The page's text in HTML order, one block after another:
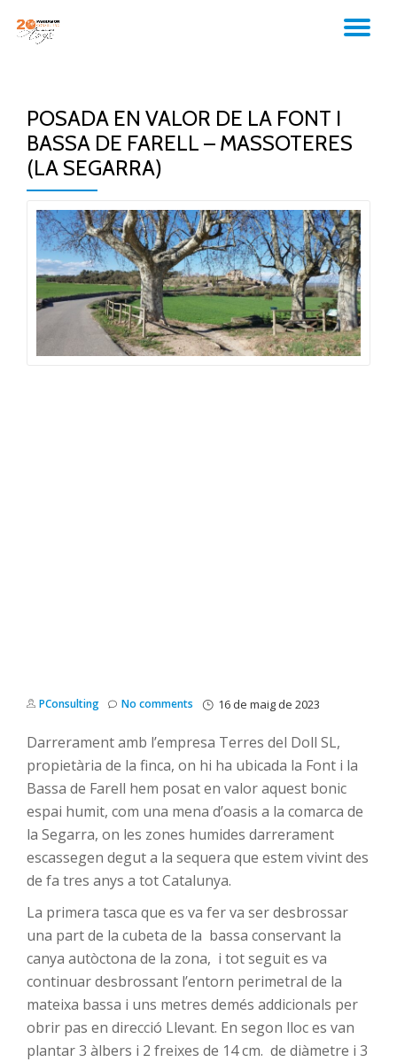
POSADA EN VALOR DE LA FONT I
BASSA DE FARELL – MASSOTERES
(LA SEGARRA)
PConsulting 16 de maig de 2023
No comments
Darrerament amb l’empresa Terres del Doll SL,
propietària de la finca, on hi ha ubicada la Font i la
Bassa de Farell hem posat en valor aquest bonic
espai humit, com una mena d’oasis a la comarca de
la Segarra, on les zones humides darrerament
escassegen degut a la sequera que estem vivint des
de fa tres anys a tot Catalunya.
La primera tasca que es va fer va ser desbrossar
una part de la cubeta de la bassa conservant la
canya autòctona de la zona, i tot seguit es va
continuar desbrossant l’entorn perimetral de la
mateixa bassa i uns metres demés addicionals per
obrir pas en direcció Llevant. En segon lloc es van
plantar 3 àlbers i 2 freixes de 14 cm. de diàmetre i 3